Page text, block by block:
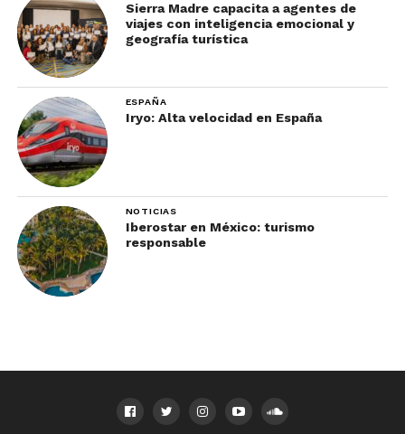
Sierra Madre capacita a agentes de
viajes con inteligencia emocional y
geografía turística
ESPAÑA
Iryo: Alta velocidad en España
NOTICIAS
Iberostar en México: turismo
responsable